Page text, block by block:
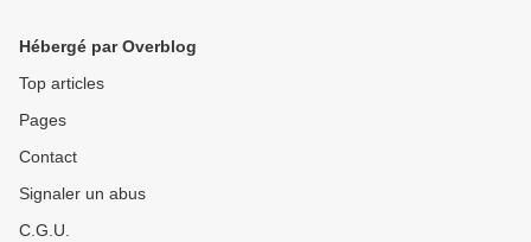
Hébergé par Overblog
Top articles
Pages
Contact
Signaler un abus
C.G.U.